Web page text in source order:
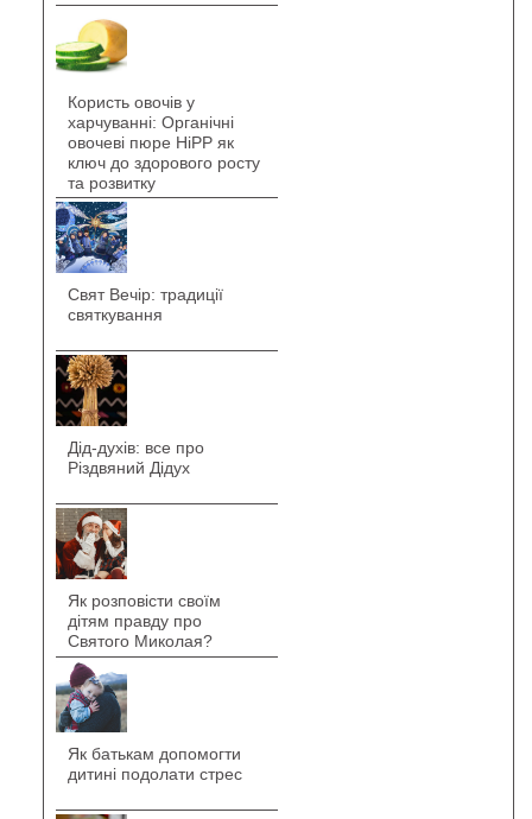
Користь овочів у
харчуванні: Органічні
овочеві пюре HiPP як
ключ до здорового росту
та розвитку
Свят Вечір: традиції
святкування
Дід-духів: все про
Різдвяний Дідух
Як розповісти своїм
дітям правду про
Святого Миколая?
Як батькам допомогти
дитині подолати стрес